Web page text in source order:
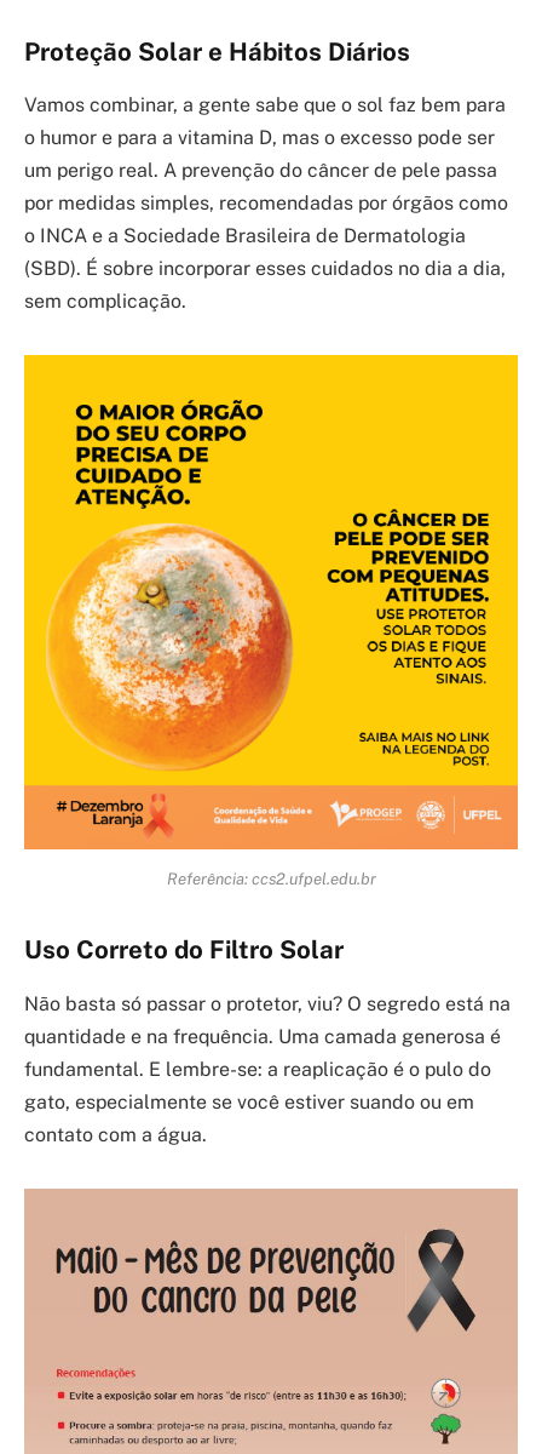
Proteção Solar e Hábitos Diários
Vamos combinar, a gente sabe que o sol faz bem para
o humor e para a vitamina D, mas o excesso pode ser
um perigo real. A prevenção do câncer de pele passa
por medidas simples, recomendadas por órgãos como
o INCA e a Sociedade Brasileira de Dermatologia
(SBD). É sobre incorporar esses cuidados no dia a dia,
sem complicação.
Referência: ccs2.ufpel.edu.br
Uso Correto do Filtro Solar
Não basta só passar o protetor, viu? O segredo está na
quantidade e na frequência. Uma camada generosa é
fundamental. E lembre-se: a reaplicação é o pulo do
gato, especialmente se você estiver suando ou em
contato com a água.